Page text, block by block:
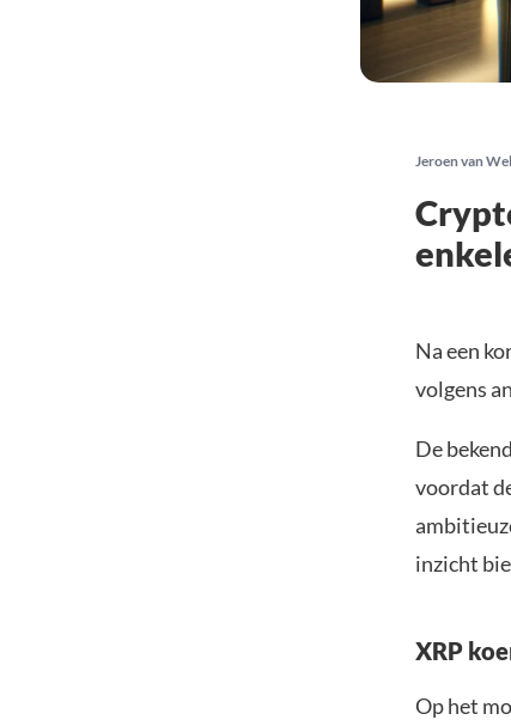
Jeroen van
Na een
volgens
De
voordat
inzicht
XRP
Op het